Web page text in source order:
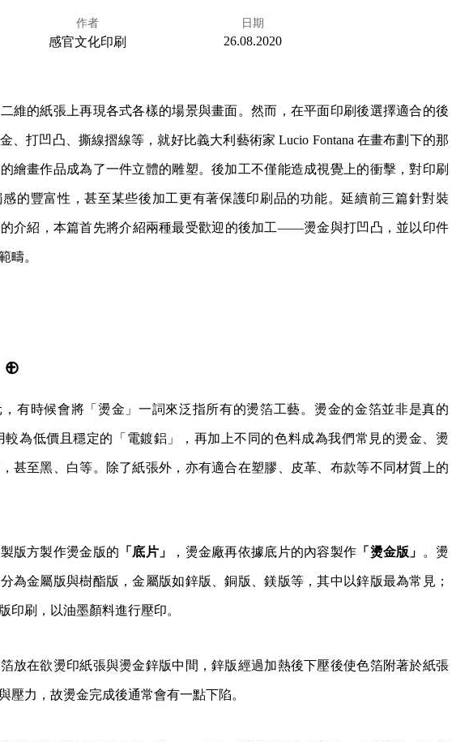
作者
感官文化印刷
日期
26.08.2020
維的紙張上再現各式各樣的場景與畫面。然而，在平面印刷後選擇適合的後
、打凹凸、撕線摺線等，就好比義大利藝術家 Lucio Fontana 在畫布劃下的那
繪畫作品成為了一件立體的雕塑。後加工不僅能造成視覺上的衝擊，對印刷
的豐富性，甚至某些後加工更有著保護印刷品的功能。延續前三篇針對裝
介紹，本篇首先將介紹兩種最受歡迎的後加工——燙金與打凹凸，並以印件
疇。
⊕
有時候會將「燙金」一詞來泛指所有的燙箔工藝。燙金的金箔並非是真的
較為低價且穩定的「電鍍鋁」，再加上不同的色料成為我們常見的燙金、燙
甚至黑、白等。除了紙張外，亦有適合在塑膠、皮革、布款等不同材質上的
版方製作燙金版的 「底片」 ，燙金廠再依據底片的內容製作 「燙金版」 。燙
為金屬版與樹酯版，金屬版如鋅版、銅版、鎂版等，其中以鋅版最為常見；
印刷，以油墨顏料進行壓印。
放在欲燙印紙張與燙金鋅版中間，鋅版經過加熱後下壓後使色箔附著於紙張
壓力，故燙金完成後通常會有一點下陷。